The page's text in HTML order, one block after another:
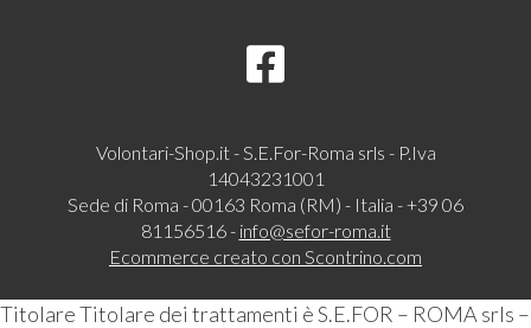
Volontari-Shop.it - S.E.For-Roma srls - P.Iva
14043231001
Sede di Roma - 00163 Roma (RM) - Italia - +39 06
81156516 - info@sefor-roma.it
Ecommerce creato con Scontrino.com
Titolare Titolare dei trattamenti è S.E.FOR – ROMA srls –